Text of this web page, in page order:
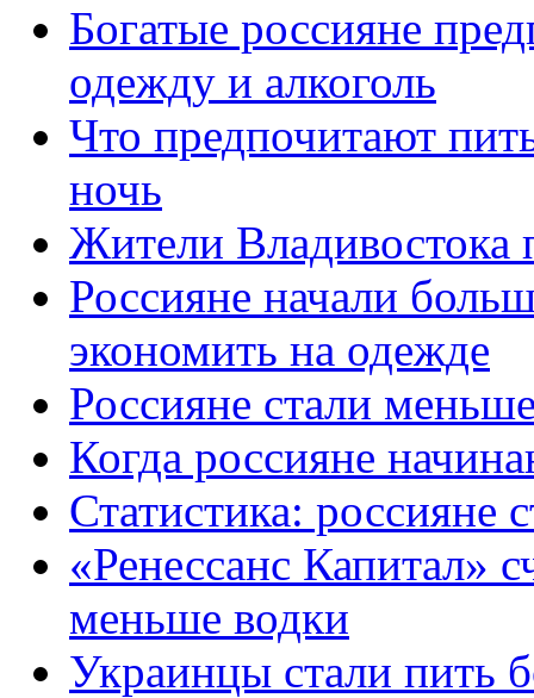
Богатые россияне
одежду и алкоголь
Что предпочитают
ночь
Жители Владивостока
Россияне начали
экономить на одежде
Россияне стали
Когда россияне
Статистика: россияне
«Ренессанс Капитал»
меньше водки
Украинцы стали пить